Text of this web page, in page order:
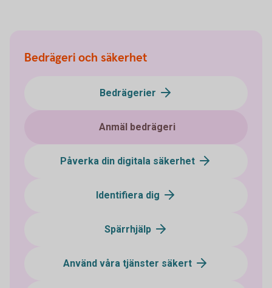
Bedrägeri och säkerhet
Bedrägerier
Anmäl bedrägeri
Påverka din digitala säkerhet
Identifiera dig
Spärrhjälp
Använd våra tjänster säkert